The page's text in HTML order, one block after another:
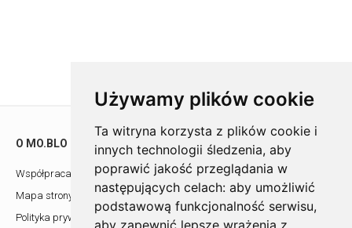
Używamy plików cookie
Ta witryna korzysta z plików cookie i
innych technologii śledzenia, aby
poprawić jakość przeglądania w
następujących celach: aby umożliwić
podstawową funkcjonalność serwisu,
aby zapewnić lepsze wrażenia z
O MO.BLO
Współpraca z architektami
Mapa strony
Polityka prywatności
POMOC
Showroom
Kontakt